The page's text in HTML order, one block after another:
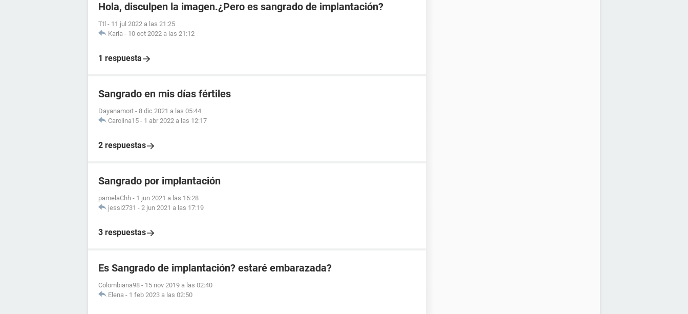
Hola, disculpen la imagen.¿Pero es sangrado de implantación?
Ttl - 11 jul 2022 a las 21:25
Karla - 10 oct 2022 a las 21:12
1 respuesta
Sangrado en mis días fértiles
Dayanamort - 8 dic 2021 a las 05:44
Carolina15 - 1 abr 2022 a las 12:17
2 respuestas
Sangrado por implantación
pamelaChh - 1 jun 2021 a las 16:28
jessi2731 - 2 jun 2021 a las 17:19
3 respuestas
Es Sangrado de implantación? estaré embarazada?
Colombiana98 - 15 nov 2019 a las 02:40
Elena - 1 feb 2023 a las 02:50